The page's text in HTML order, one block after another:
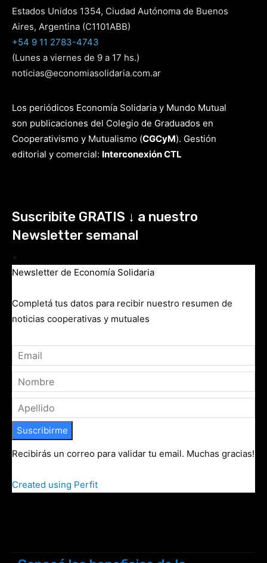
Estados Unidos 1354, Ciudad Autónoma de Buenos
Aires, Argentina (C1101ABB)
+54 9 11 2783-4743
(Lunes a viernes de 9 a 17 hs.)
noticias@economiasolidaria.com.ar
Los periódicos Economía Solidaria y Mundo Mutual
son publicaciones del Colegio de Graduados en
Cooperativismo y Mutualismo (CGCyM). Gestión
editorial y comercial: Interconexión CTL
Suscribite GRATIS ↓ a nuestro
Newsletter semanal
×
Newsletter de Economía Solidaria
Completá tus datos para recibir nuestro resumen de
noticias cooperativas y mutuales
Suscribirme
Recibirás un correo para validar tu email. Muchas gracias!
Created using Perfit